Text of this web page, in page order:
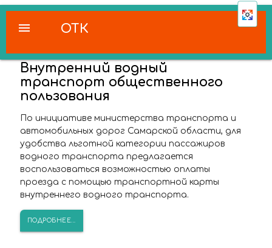
ОТК
menu
Внутренний водный
транспорт общественного
пользования
По инициативе министерства транспорта и
автомобильных дорог Самарской области, для
удобства льготной категории пассажиров
водного транспорта предлагается
воспользоваться возможностью оплаты
проезда с помощью транспортной карты
внутреннего водного транспорта.
ПОДРОБНЕЕ...